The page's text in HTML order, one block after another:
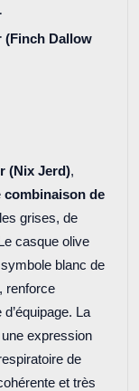
(Finch Dallow
(Nix Jerd),
combinaison de
grises, de
casque olive
symbole blanc de
renforce
La
expression
de
et très